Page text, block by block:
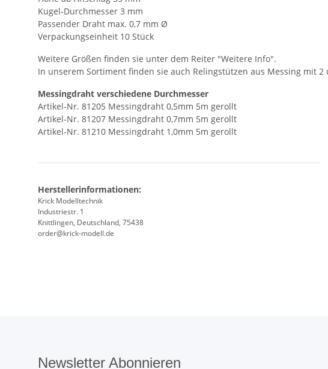
Kugel-Durchmesser 3 mm
Passender Draht max. 0,7 mm Ø
Verpackungseinheit 10 Stück
Weitere Größen finden sie unter dem Reiter "Weitere Info".
In unserem Sortiment finden sie auch Relingstützen aus Messing mit 2
Messingdraht verschiedene Durchmesser
Artikel-Nr. 81205 Messingdraht 0,5mm 5m gerollt
Artikel-Nr. 81207 Messingdraht 0,7mm 5m gerollt
Artikel-Nr. 81210 Messingdraht 1,0mm 5m gerollt
Herstellerinformationen:
Krick Modelltechnik
Industriestr. 1
Knittlingen, Deutschland, 75438
order@krick-modell.de
Newsletter Abonnieren